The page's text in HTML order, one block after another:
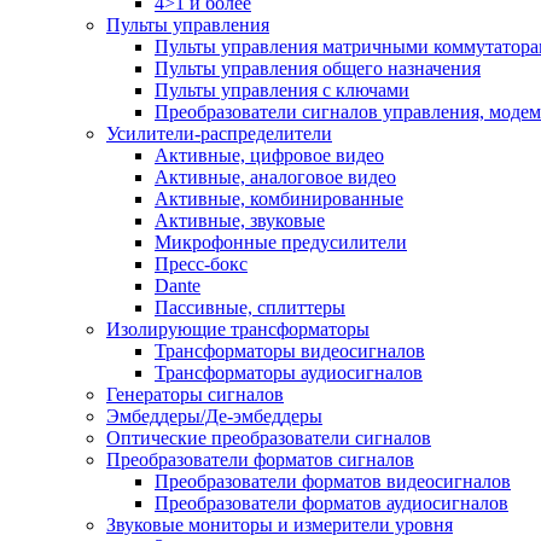
Пульты управления
Пульты управления матричными
Пульты управления общего назначения
Пульты управления с ключами
Преобразователи сигналов управления,
Усилители-распределители
Активные, цифровое видео
Активные, аналоговое видео
Активные, комбинированные
Активные, звуковые
Микрофонные предусилители
Пресс-бокс
Dante
Пассивные, сплиттеры
Изолирующие трансформаторы
Трансформаторы видеосигналов
Трансформаторы аудиосигналов
Генераторы сигналов
Эмбеддеры/Де-эмбеддеры
Оптические преобразователи сигналов
Преобразователи форматов сигналов
Преобразователи форматов видеосигналов
Преобразователи форматов аудиосигналов
Звуковые мониторы и измерители уровня